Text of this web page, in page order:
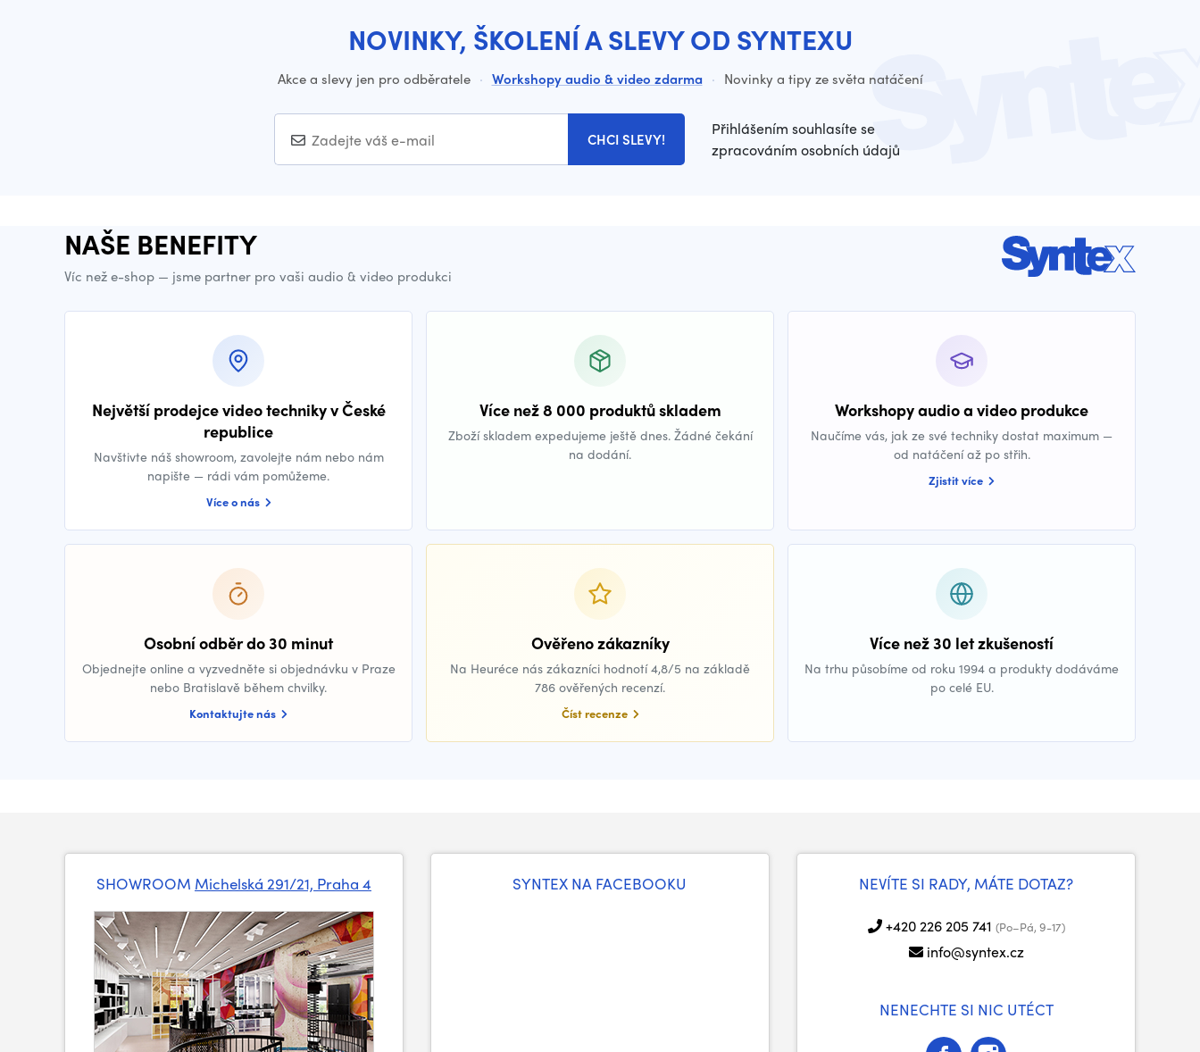
NOVINKY, ŠKOLENÍ A SLEVY OD SYNTEXU
Akce a slevy jen pro odběratele · Workshopy audio & video zdarma · Novinky a tipy ze světa natáčení
CHCI SLEVY!
Přihlášením souhlasíte se
zpracováním osobních údajů
NAŠE BENEFITY
Víc než e-shop — jsme partner pro vaši audio & video produkci
Největší prodejce video techniky v České
republice
Navštivte náš showroom, zavolejte nám nebo nám
napište — rádi vám pomůžeme.
Více o nás
Více než 8 000 produktů skladem
Zboží skladem expedujeme ještě dnes. Žádné čekání
na dodání.
Workshopy audio a video produkce
Naučíme vás, jak ze své techniky dostat maximum —
od natáčení až po střih.
Zjistit více
Osobní odběr do 30 minut
Objednejte online a vyzvedněte si objednávku v Praze
nebo Bratislavě během chvilky.
Kontaktujte nás
Ověřeno zákazníky
Na Heuréce nás zákazníci hodnotí 4,8/5 na základě
786 ověřených recenzí.
Číst recenze
Více než 30 let zkušeností
Na trhu působíme od roku 1994 a produkty dodáváme
po celé EU.
SHOWROOM Michelská 291/21, Praha 4 SYNTEX NA FACEBOOKU NEVÍTE SI RADY, MÁTE DOTAZ?
+420 226 205 741 (Po–Pá, 9-17)
info@syntex.cz
NENECHTE SI NIC UTÉCT